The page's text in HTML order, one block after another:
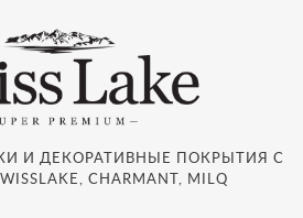
И ДЕКОРАТИВНЫЕ ПОКРЫТИЯ С
CHARMANT, MILQ